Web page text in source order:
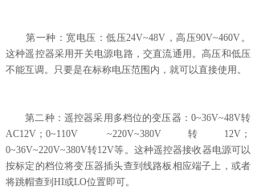
第一种：宽电压：低压24V~48V，高压90V~460V。
这种遥控器采用开关电源电路，交直流通用。高压和低压
不能互调。只要是在标称电压范围内，就可以直接使用。
第二种：遥控器采用多档位的变压器：0~36V~48V转
AC12V；0~110V ~220V~380V转12V；
0~36V~220V~380V转12V等。这种遥控器接收器电源可以
按标定的档位将变压器插头查到线路板相应端子上，或者
将跳帽查到HI或LO位置即可。